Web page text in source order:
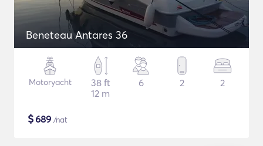
Beneteau Antares 36
Motoryacht
38 ft
12 m
6 2 2
$689 /nat